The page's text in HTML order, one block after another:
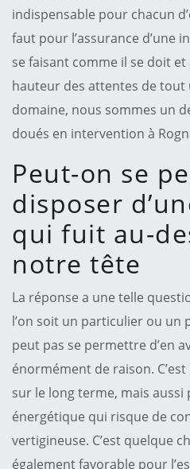
indispensable pour chacun
faut pour l’assurance d’une
se faisant comme il se doit
hauteur des attentes de tout
domaine, nous sommes un
doués en intervention à
Peut-on se
disposer
qui fuit au-
notre tête
La réponse a une telle
l’on soit un particulier ou un
peut pas se permettre d’en
énormément de raison.
sur le long terme, mais
énergétique qui risque de
vertigineuse. C’est quelque
également favorable pour